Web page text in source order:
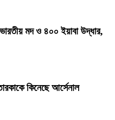
মদ ও ৪০০ ইয়াবা উদ্ধার,
কিনেছে আর্সেনাল